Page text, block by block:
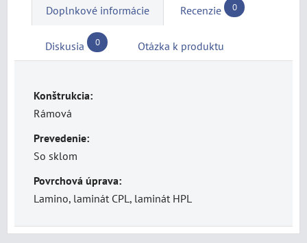
Doplnkové informácie Recenzie 0
Diskusia 0 Otázka k produktu
Konštrukcia:
Rámová
Prevedenie:
So sklom
Povrchová úprava:
Lamino, laminát CPL, laminát HPL